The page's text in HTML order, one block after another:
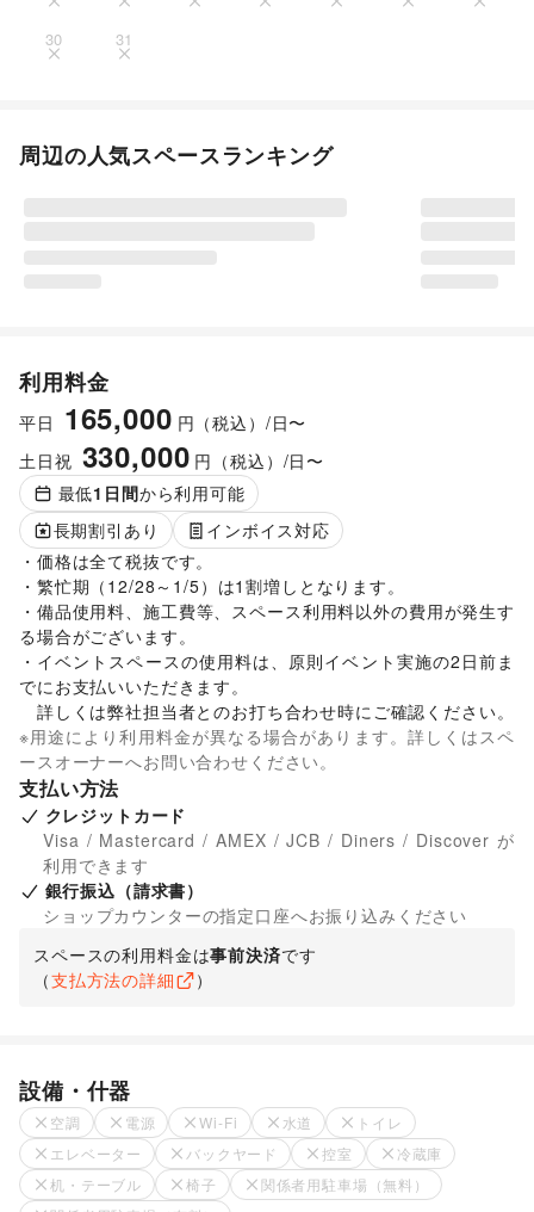
30 31
周辺の人気スペースランキング
利用料金
平日 165,000 円（税込）/日〜
土日祝 330,000 円（税込）/日〜
最低1 日間から利用可能
長期割引あり
インボイス対応
・価格は全て税抜です。
・繁忙期（12/28～1/5）は1割増しとなります。
・備品使用料、施工費等、スペース利用料以外の費用が発生す
る場合がございます。
・イベントスペースの使用料は、原則イベント実施の2日前ま
でにお支払いいただきます。
詳しくは弊社担当者とのお打ち合わせ時にご確認ください。
※用途により利用料金が異なる場合があります。詳しくはスペ
ースオーナーへお問い合わせください。
支払い方法
クレジットカード
Visa / Mastercard / AMEX / JCB / Diners / Discover が
利用できます
銀行振込（請求書）
ショップカウンターの指定口座へお振り込みください
スペースの利用料金は事前決済です
（支払方法の詳細 ）
設備・什器
空調 電源 Wi-Fi 水道
トイレ
エレベーター
バックヤード 控室
冷蔵庫
机・テーブル
椅子
関係者用駐車場（無料）